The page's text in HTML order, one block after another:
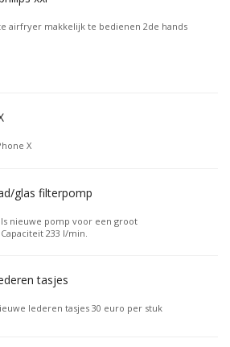
airfryer makkelijk te bedienen 2de hands
X
glas filterpomp
nieuwe pomp voor een groot
233 l/min.
tasjes
lederen tasjes 30 euro per stuk